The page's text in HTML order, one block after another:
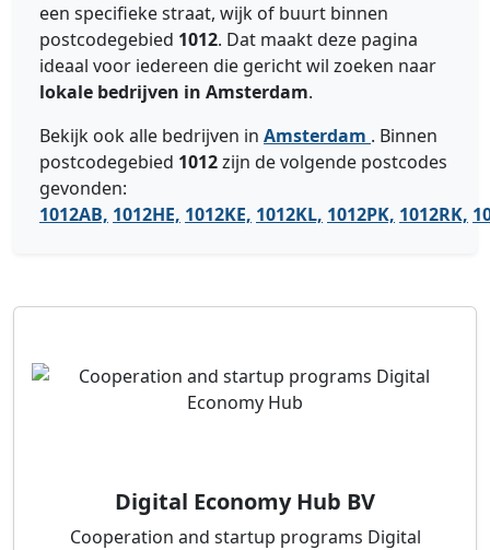
een specifieke straat, wijk of buurt binnen
postcodegebied 1012. Dat maakt deze pagina
ideaal voor iedereen die gericht wil zoeken naar
lokale bedrijven in Amsterdam.
Bekijk ook alle bedrijven in Amsterdam . Binnen
postcodegebied 1012zijn de volgende postcodes
gevonden:
1012AB, 1012HE, 1012KE, 1012KL, 1012PK, 1012RK,
Digital Economy Hub BV
Cooperation and startup programs Digital